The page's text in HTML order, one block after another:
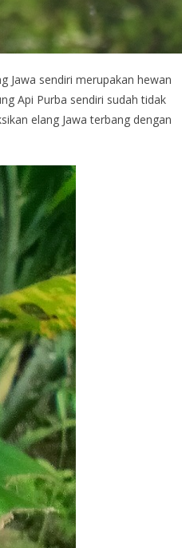
Jawa sendiri merupakan hewan
Api Purba sendiri sudah tidak
elang Jawa terbang dengan